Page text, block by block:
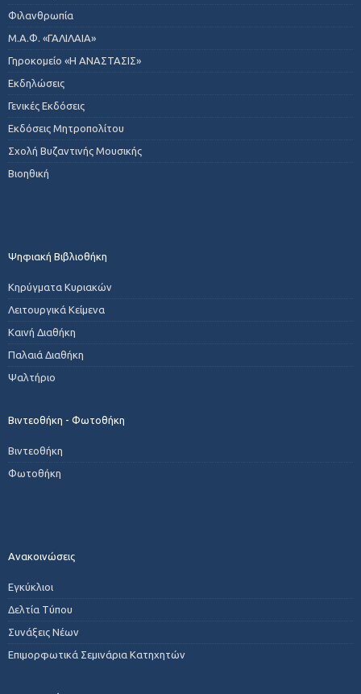
Φιλανθρωπία
Μ.Α.Φ. «ΓΑΛΙΛΑΙΑ»
Γηροκομείο «Η ΑΝΑΣΤΑΣΙΣ»
Εκδηλώσεις
Γενικές Εκδόσεις
Εκδόσεις Μητροπολίτου
Σχολή Βυζαντινής Μουσικής
Βιοηθική
Ψηφιακή Βιβλιοθήκη
Κηρύγματα Κυριακών
Λειτουργικά Κείμενα
Καινή Διαθήκη
Παλαιά Διαθήκη
Ψαλτήριο
Βιντεοθήκη - Φωτοθήκη
Βιντεοθήκη
Φωτοθήκη
Ανακοινώσεις
Εγκύκλιοι
Δελτία Τύπου
Συνάξεις Νέων
Επιμορφωτικά Σεμινάρια Κατηχητών